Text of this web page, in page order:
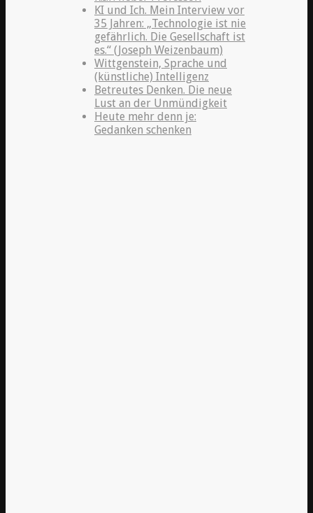
KI und Ich. Mein Interview vor
35 Jahren: „Technologie ist nie
gefährlich. Die Gesellschaft ist
es.“ (Joseph Weizenbaum)
Wittgenstein, Sprache und
(künstliche) Intelligenz
Betreutes Denken. Die neue
Lust an der Unmündigkeit
Heute mehr denn je:
Gedanken schenken